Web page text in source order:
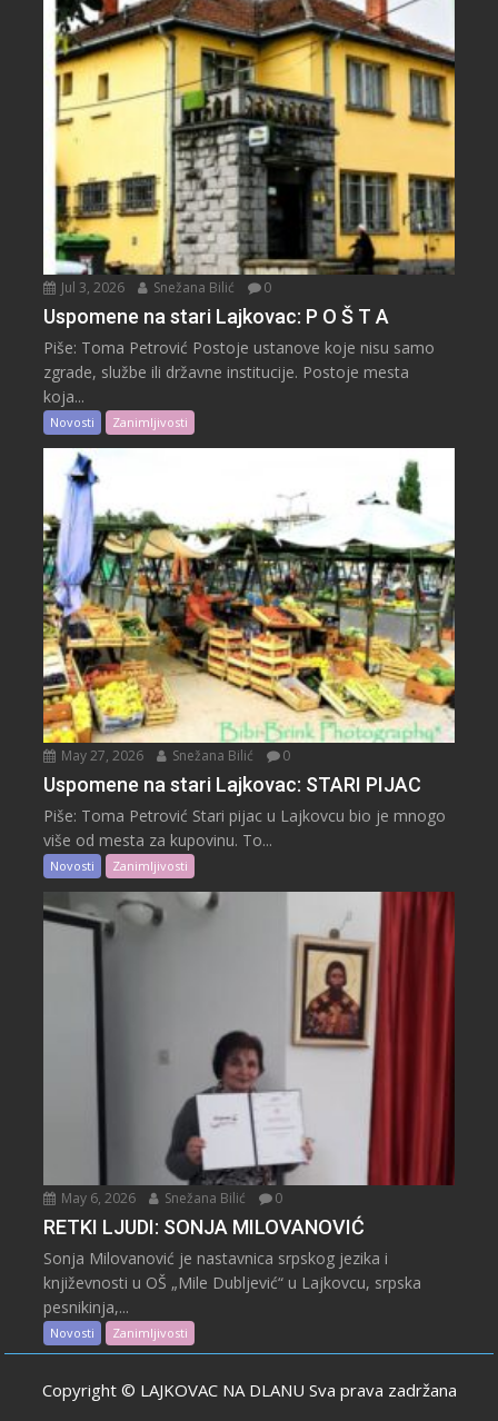
Jul 3, 2026 Snežana Bilić 0
Uspomene na stari Lajkovac: P O Š T A
Piše: Toma Petrović Postoje ustanove koje nisu samo
zgrade, službe ili državne institucije. Postoje mesta
koja...
Novosti Zanimljivosti
May 27, 2026 Snežana Bilić 0
Uspomene na stari Lajkovac: STARI PIJAC
Piše: Toma Petrović Stari pijac u Lajkovcu bio je mnogo
više od mesta za kupovinu. To...
Novosti Zanimljivosti
May 6, 2026 Snežana Bilić 0
RETKI LJUDI: SONJA MILOVANOVIĆ
Sonja Milovanović je nastavnica srpskog jezika i
književnosti u OŠ „Mile Dubljević“ u Lajkovcu, srpska
pesnikinja,...
Novosti Zanimljivosti
Copyright © LAJKOVAC NA DLANU Sva prava zadržana